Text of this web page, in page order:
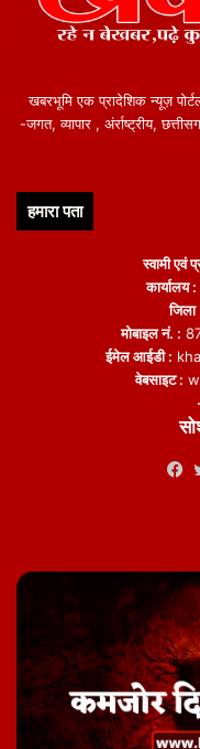
खबरभूमि एक प्रादेशिक न्यूज़
-जगत, व्यापार , अंर्राष्ट्रीय,
हमारा पता
स्वामी एवं
कार्यालय :
जिला
मोबाइल नं. :
ईमेल आईडी :
वेबसाइट :